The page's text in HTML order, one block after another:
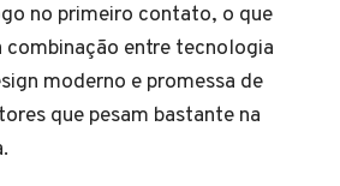
no primeiro contato, o que
combinação entre tecnologia
moderno e promessa de
que pesam bastante na